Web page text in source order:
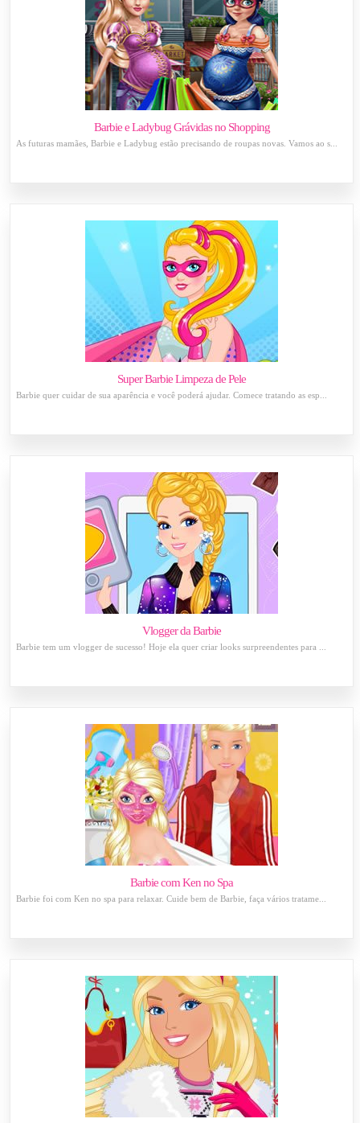
Barbie e Ladybug Grávidas no Shopping
As futuras mamães, Barbie e Ladybug estão precisando de roupas novas. Vamos ao s...
Super Barbie Limpeza de Pele
Barbie quer cuidar de sua aparência e você poderá ajudar. Comece tratando as esp...
Vlogger da Barbie
Barbie tem um vlogger de sucesso! Hoje ela quer criar looks surpreendentes para ...
Barbie com Ken no Spa
Barbie foi com Ken no spa para relaxar. Cuide bem de Barbie, faça vários tratame...